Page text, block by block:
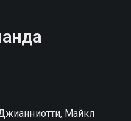
Майкл